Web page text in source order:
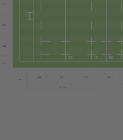
WE
WF
WG
WH
WI
WU-B
NA
NB
ND
NC